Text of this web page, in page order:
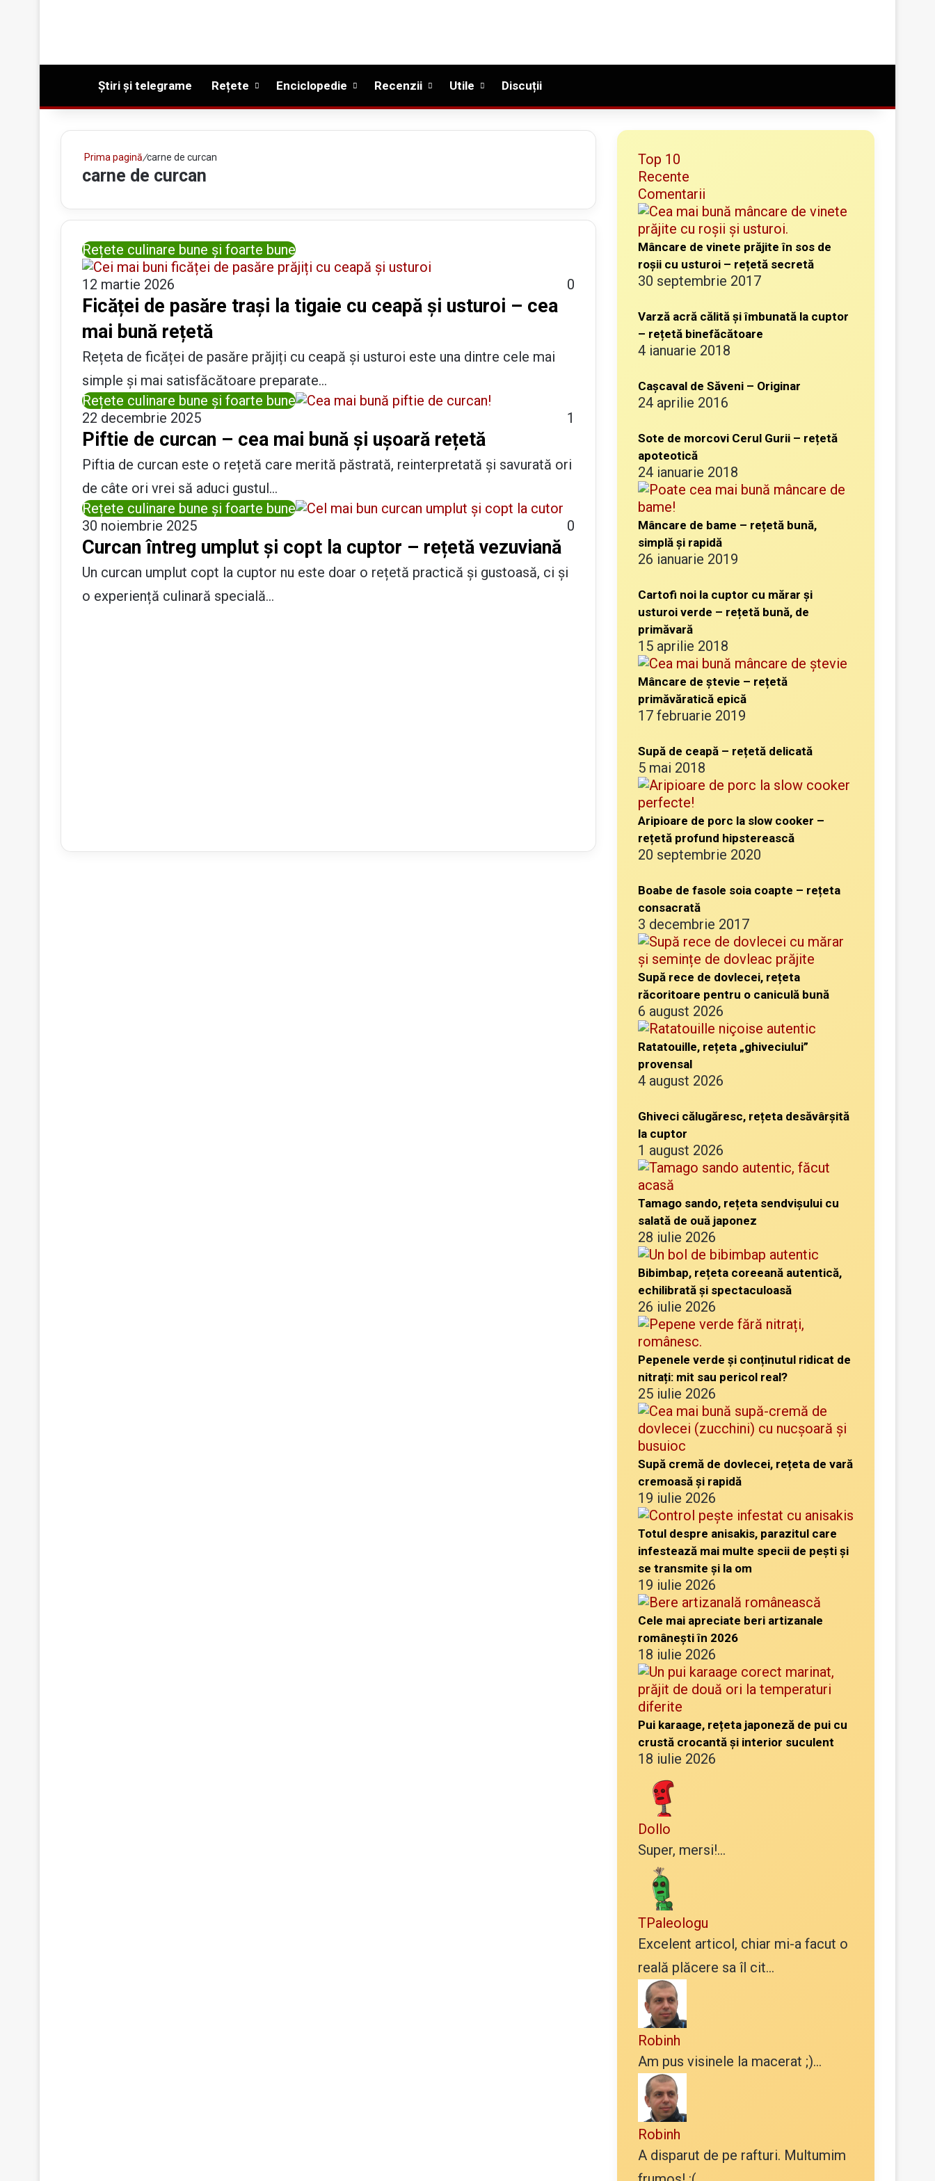
Prima pagină
Știri și telegrame Rețete Enciclopedie Recenzii Utile Discuții
Prima pagină/carne de curcan
carne de curcan
Rețete culinare bune și foarte bune
12 martie 2026 0
Ficăței de pasăre trași la tigaie cu ceapă și usturoi – cea
mai bună rețetă
Rețeta de ficăței de pasăre prăjiți cu ceapă și usturoi este una dintre cele mai
simple și mai satisfăcătoare preparate…
Rețete culinare bune și foarte bune
22 decembrie 2025
1
Piftie de curcan – cea mai bună și ușoară rețetă
Piftia de curcan este o rețetă care merită păstrată, reinterpretată și savurată ori
de câte ori vrei să aduci gustul…
Rețete culinare bune și foarte bune
30 noiembrie 2025
0
Curcan întreg umplut și copt la cuptor – rețetă vezuviană
Un curcan umplut copt la cuptor nu este doar o rețetă practică și gustoasă, ci și
o experiență culinară specială…
Top 10
Recente
Comentarii
Mâncare de vinete prăjite în sos de
roșii cu usturoi – rețetă secretă
30 septembrie 2017
Varză acră călită și îmbunată la cuptor
– rețetă binefăcătoare
4 ianuarie 2018
Cașcaval de Săveni – Originar
24 aprilie 2016
Sote de morcovi Cerul Gurii – rețetă
apoteotică
24 ianuarie 2018
Mâncare de bame – rețetă bună,
simplă și rapidă
26 ianuarie 2019
Cartofi noi la cuptor cu mărar și
usturoi verde – rețetă bună, de
primăvară
15 aprilie 2018
Mâncare de ștevie – rețetă
primăvăratică epică
17 februarie 2019
Supă de ceapă – rețetă delicată
5 mai 2018
Aripioare de porc la slow cooker –
rețetă profund hipsterească
20 septembrie 2020
Boabe de fasole soia coapte – rețeta
consacrată
3 decembrie 2017
Supă rece de dovlecei, rețeta
răcoritoare pentru o caniculă bună
6 august 2026
Ratatouille, rețeta „ghiveciului”
provensal
4 august 2026
Ghiveci călugăresc, rețeta desăvârșită
la cuptor
1 august 2026
Tamago sando, rețeta sendvișului cu
salată de ouă japonez
28 iulie 2026
Bibimbap, rețeta coreeană autentică,
echilibrată și spectaculoasă
26 iulie 2026
Pepenele verde și conținutul ridicat de
nitrați: mit sau pericol real?
25 iulie 2026
Supă cremă de dovlecei, rețeta de vară
cremoasă și rapidă
19 iulie 2026
Totul despre anisakis, parazitul care
infestează mai multe specii de pești și
se transmite și la om
19 iulie 2026
Cele mai apreciate beri artizanale
românești în 2026
18 iulie 2026
Pui karaage, rețeta japoneză de pui cu
crustă crocantă și interior suculent
18 iulie 2026
Dollo
Super, mersi!...
TPaleologu
Excelent articol, chiar mi-a facut o
reală plăcere sa îl cit...
Robinh
Am pus visinele la macerat ;)...
Robinh
A disparut de pe rafturi. Multumim